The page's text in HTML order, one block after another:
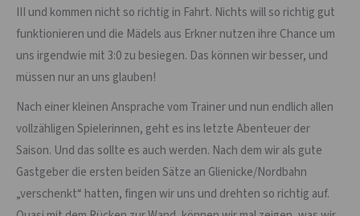
III und kommen nicht so richtig in Fahrt. Nichts will so richtig gut
funktionieren und die Mädels aus Erkner nutzen ihre Chance um
uns irgendwie mit 3:0 zu besiegen. Das können wir besser, und
müssen nur an uns glauben!
Nach einer kleinen Ansprache vom Trainer und nun endlich allen
vollzähligen Spielerinnen, geht es ins letzte Abenteuer der
Saison. Und das sollte es auch werden. Nach dem wir als gute
Gastgeber die ersten beiden Sätze an Glienicke/Nordbahn
„verschenkt“ hatten, fingen wir uns und drehten so richtig auf.